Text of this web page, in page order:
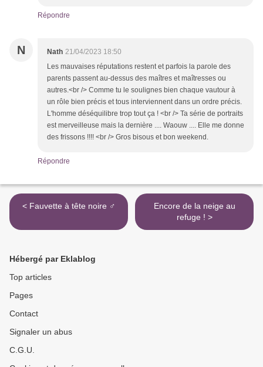
Répondre
N Nath 21/04/2023 18:50
Les mauvaises réputations restent et parfois la parole des
parents passent au-dessus des maîtres et maîtresses ou
autres.<br /> Comme tu le soulignes bien chaque vautour à
un rôle bien précis et tous interviennent dans un ordre précis.
L'homme déséquilibre trop tout ça ! <br /> Ta série de portraits
est merveilleuse mais la dernière .... Waouw .... Elle me donne
des frissons !!!! <br /> Gros bisous et bon weekend.
Répondre
< Fauvette à tête noire ♂
Encore de la neige au
refuge ! >
Hébergé par Eklablog
Top articles
Pages
Contact
Signaler un abus
C.G.U.